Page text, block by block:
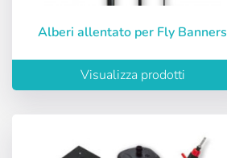
Alberi allentato per Fly Banners
Visualizza prodotti